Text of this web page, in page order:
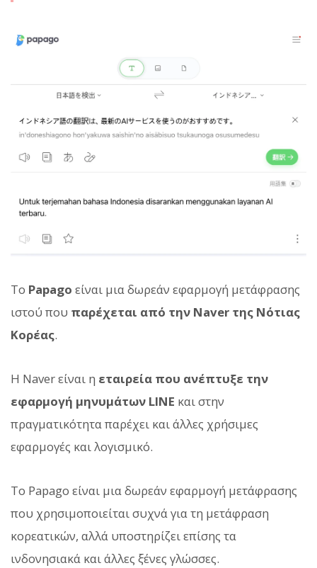
Το Papago είναι μια δωρεάν εφαρμογή μετάφρασης
ιστού που παρέχεται από την Naver της Νότιας
Κορέας.
Η Naver είναι η εταιρεία που ανέπτυξε την
εφαρμογή μηνυμάτων LINE και στην
πραγματικότητα παρέχει και άλλες χρήσιμες
εφαρμογές και λογισμικό.
Το Papago είναι μια δωρεάν εφαρμογή μετάφρασης
που χρησιμοποιείται συχνά για τη μετάφραση
κορεατικών, αλλά υποστηρίζει επίσης τα
ινδονησιακά και άλλες ξένες γλώσσες.